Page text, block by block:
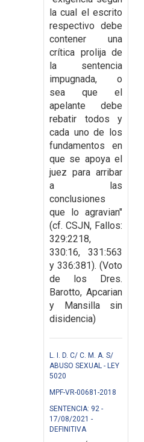
la cual el escrito
respectivo debe
contener una
crítica prolija de
la sentencia
impugnada, o
sea que el
apelante debe
rebatir todos y
cada uno de los
fundamentos en
que se apoya el
juez para arribar
a las
conclusiones
que lo agravian"
(cf. CSJN, Fallos:
329:2218,
330:16, 331:563
y 336:381). (Voto
de los Dres.
Barotto, Apcarian
y Mansilla sin
disidencia)
L. I. D. C/ C. M. A. S/
ABUSO SEXUAL - LEY
5020
MPF-VR-00681-2018
SENTENCIA: 92 -
17/08/2021 -
DEFINITIVA